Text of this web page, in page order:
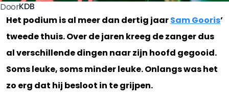
DoorKDB
Het podium is al meer dan dertig jaarSam Gooris’
tweede thuis. Over de jaren kreeg de zanger dus
al verschillende dingen naar zijn hoofd gegooid.
Soms leuke, soms minder leuke. Onlangs was het
zo erg dat hij besloot in te grijpen.